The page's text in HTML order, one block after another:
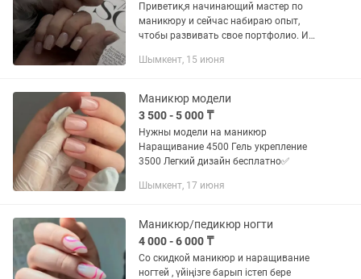
Приветик,я начинающий мастер по
маникюру и сейчас набираю опыт,
чтобы развивать свое портфолио. Ищу
наращивания: -Маникюр с покрытием
Шымкент, 15 июня
Маникюр модели
3 500 - 5 000 ₸
Нужны модели на маникюр
Наращивание 4500 Гель укрепление
3500 Легкий дизайн бесплатно✅
Шымкент, 17 июня
Маникюр/педикюр ногти
4 000 - 6 000 ₸
Со скидкой маникюр и наращивание
ногтей , үйіңізге барып істеп бере